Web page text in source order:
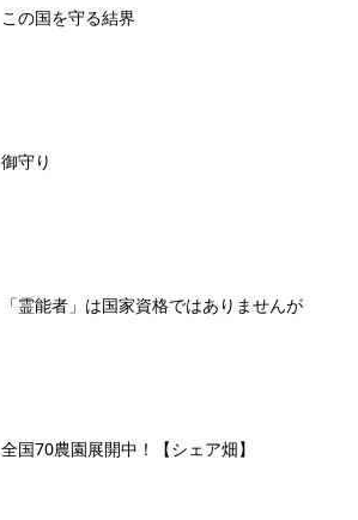
この国を守る結界
御守り
「霊能者」は国家資格ではありませんが
全国70農園展開中！【シェア畑】